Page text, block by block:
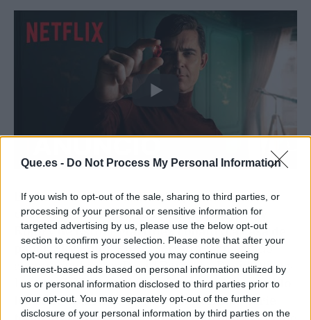
Que.es - Do Not Process My Personal Information
If you wish to opt-out of the sale, sharing to third parties, or
processing of your personal or sensitive information for
targeted advertising by us, please use the below opt-out
section to confirm your selection. Please note that after your
opt-out request is processed you may continue seeing
interest-based ads based on personal information utilized by
us or personal information disclosed to third parties prior to
your opt-out. You may separately opt-out of the further
disclosure of your personal information by third parties on the
Berlín es una nueva hostia que nace de la
cabeza de Álex Pina (La casa de papel, Sky
Rojo) y de Esther Martinez Lobato (La casa de
papel, Sky Rojo). En la escritura, han estado
acompañados por David Barrocal, David Oliva y
Lorena G. Maldonado yasí es como han nacido
los ocho episodios que compondrán la serie